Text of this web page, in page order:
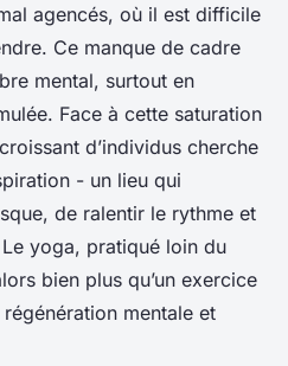
agencés, où il est difficile
Ce manque de cadre
mental, surtout en
Face à cette saturation
d’individus cherche
- un lieu qui
de ralentir le rythme et
yoga, pratiqué loin du
bien plus qu’un exercice
mentale et